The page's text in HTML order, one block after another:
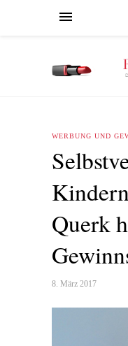
WERBUNG UND
Querk
8. März 2017